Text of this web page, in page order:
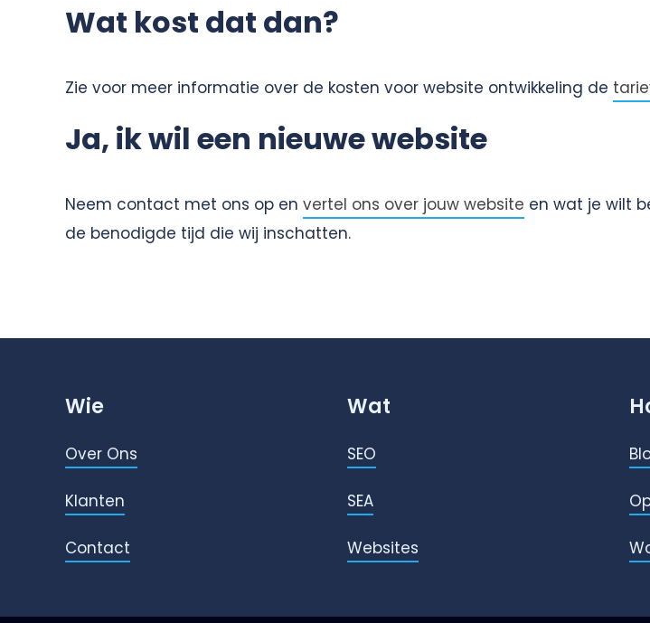
Wat kost dat dan?
Zie voor meer informatie over de kosten voor website ontwikkeling de
Ja, ik wil een nieuwe website
Neem contact met ons op en vertel ons over jouw website en wat je wilt
de benodigde tijd die wij inschatten.
Wie
Over Ons
Klanten
Contact
Wat
SEO
SEA
Websites